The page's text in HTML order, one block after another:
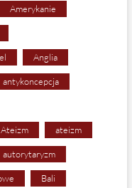
Amerykanie
Anglia
antykoncepcja
Ateizm ateizm
autorytaryzm
Bali